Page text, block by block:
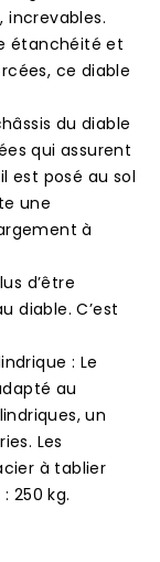
étanchéité et
ce diable
du diable
qui assurent
est posé au sol
une
à
d’être
diable. C’est
: Le
au
un
Les
à tablier
250 kg.